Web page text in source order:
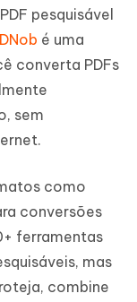
pesquisável
é uma
converta PDFs
sem
como
conversões
ferramentas
mas
combine